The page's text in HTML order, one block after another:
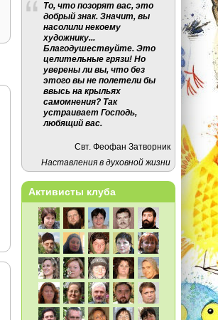
То, что позорят вас, это
добрый знак. Значит, вы
насолили некоему
художнику...
Благодушествуйте. Это
целительные грязи! Но
уверены ли вы, что без
этого вы не полетели бы
ввысь на крыльях
самомнения? Так
устраивает Господь,
любящий вас.
Свт. Феофан Затворник
Наставления в духовной жизни
Активисты клуба